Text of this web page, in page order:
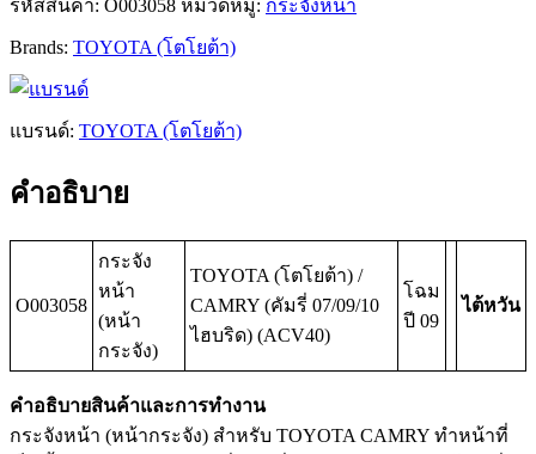
รหัสสินค้า: O003058 หมวดหมู่: กระจังหน้า
Brands: TOYOTA (โตโยต้า)
แบรนด์: TOYOTA (โตโยต้า)
คำอธิบาย
O003058
กระจัง
หน้า
(หน้า
กระจัง)
TOYOTA (โตโยต้า) /
CAMRY (คัมรี่ 07/09/10
ไฮบริด) (ACV40)
โฉม
ปี 09
ไต้หวัน
คำอธิบายสินค้าและการทำงาน
กระจังหน้า (หน้ากระจัง) สำหรับ TOYOTA CAMRY ทำหน้าที่